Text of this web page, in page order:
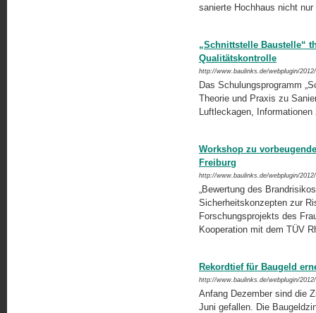
sanierte Hochhaus nicht
„Schnittstelle Baustelle“
Qualitätskontrolle
http://www.baulinks.de/webplugin/
Das Schulungsprogramm
Theorie und Praxis zu
Luftleckagen,
Workshop zu
Freiburg
http://www.baulinks.de/webplugin/
„Bewertung des
Sicherheitskonzepten zur
Forschungs­projekts des
Kooperation mit dem TÜV
Rekordtief für Baugeld
http://www.baulinks.de/webplugin/
Anfang Dezember sind die
Juni gefallen. Die